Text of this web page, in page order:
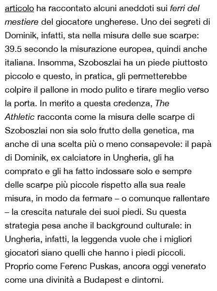
articolo ha raccontato alcuni aneddoti sui ferri del
mestiere del giocatore ungherese. Uno dei segreti di
Dominik, infatti, sta nella misura delle sue scarpe:
39.5 secondo la misurazione europea, quindi anche
italiana. Insomma, Szoboszlai ha un piede piuttosto
piccolo e questo, in pratica, gli permetterebbe
colpire il pallone in modo pulito e tirare meglio verso
la porta. In merito a questa credenza, The
Athletic racconta come la misura delle scarpe di
Szoboszlai non sia solo frutto della genetica, ma
anche di una scelta più o meno consapevole: il papà
di Dominik, ex calciatore in Ungheria, gli ha
comprato e gli ha fatto indossare solo e sempre
delle scarpe più piccole rispetto alla sua reale
misura, in modo da fermare – o comunque rallentare
– la crescita naturale dei suoi piedi. Su questa
strategia pesa anche il background culturale: in
Ungheria, infatti, la leggenda vuole che i migliori
giocatori siano quelli che hanno i piedi piccoli.
Proprio come Ferenc Puskas, ancora oggi venerato
come una divinità a Budapest e dintorni.